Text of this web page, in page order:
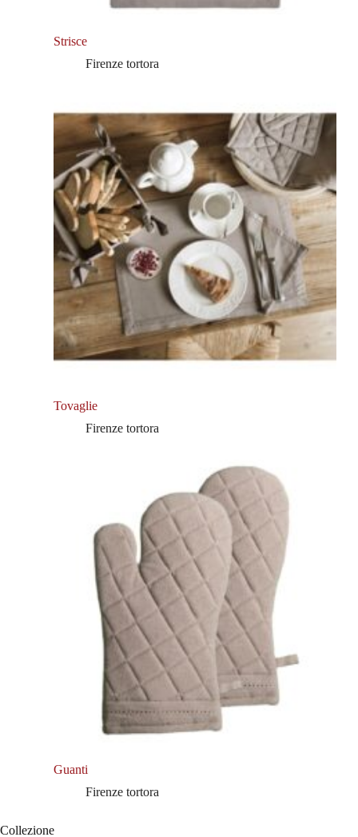
Strisce
Firenze tortora
Tovaglie
Firenze tortora
Guanti
Firenze tortora
Collezione